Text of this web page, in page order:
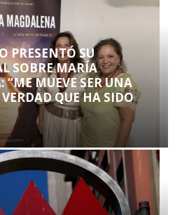
PRESENTÓ SU
SOBRE MARÍA
“ME MUEVE SER UNA
QUE HA SIDO